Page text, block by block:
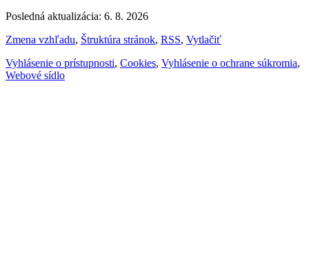
Posledná aktualizácia: 6. 8. 2026
Zmena vzhľadu, Štruktúra stránok, RSS, Vytlačiť
Vyhlásenie o prístupnosti, Cookies, Vyhlásenie o ochrane súkromia,
Webové sídlo